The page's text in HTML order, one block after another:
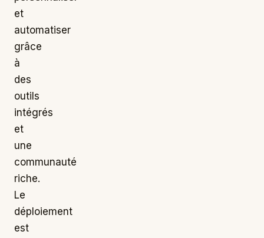
et
automatiser
grâce
à
des
outils
intégrés
et
une
communauté
riche.
Le
déploiement
est